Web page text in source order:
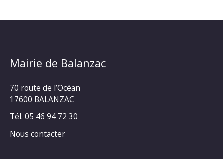
Mairie de Balanzac
70 route de l’Océan
17600 BALANZAC
Tél. 05 46 94 72 30
Nous contacter